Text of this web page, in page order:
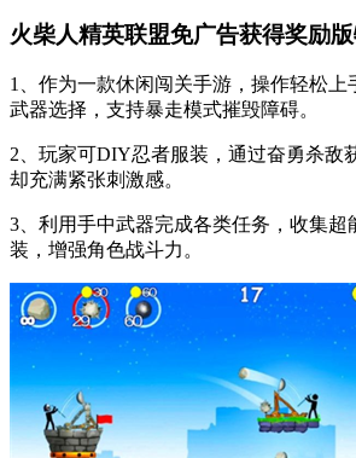
火柴人精英联盟免广告获得奖励版
1、作为一款休闲闯关手游，操作轻松上
武器选择，支持暴走模式摧毁障碍。
2、玩家可DIY忍者服装，通过奋勇杀敌
却充满紧张刺激感。
3、利用手中武器完成各类任务，收集超
装，增强角色战斗力。